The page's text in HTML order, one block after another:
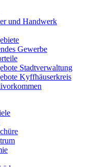
und Handwerk
Gewerbe
Stadtverwaltung
Kyffhäuserkreis